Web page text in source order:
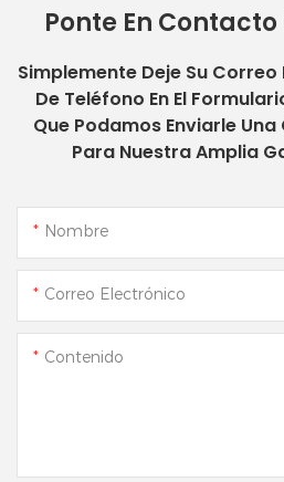
Ponte En
Simplemente Deje Su
De Teléfono En El
Que Podamos Enviarle
Para Nuestra Amplia
Nombre
Correo Electrónico
Contenido